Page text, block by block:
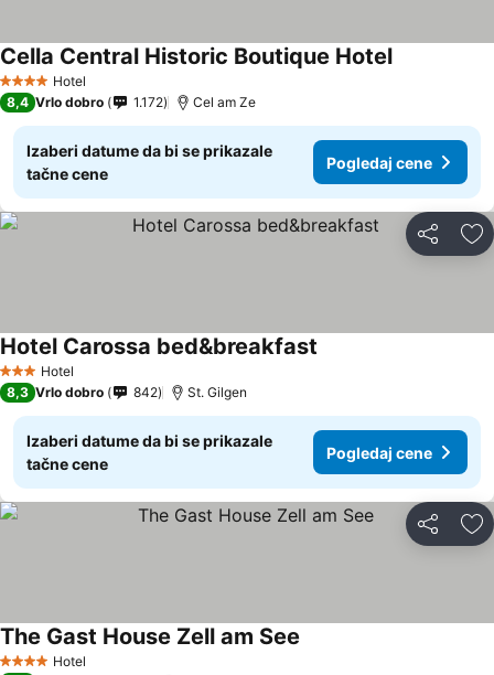
4 ZvezdiceHotel
Cella Central Historic Boutique HotelPogledaj
8,4 Vrlo dobro 1.172 Cel am Ze
Izaberi datume da bi se prikazale
tačne cene
Pogledaj cene
Deli
3 Zvezdice
Hotel
Hotel Carossa bed&breakfast
8,3 Vrlo dobro 842 St. Gilgen
Izaberi datume da bi se prikazale
tačne cene
Pogledaj cene
Deli
4 ZvezdiceHotel
The Gast House Zell am See